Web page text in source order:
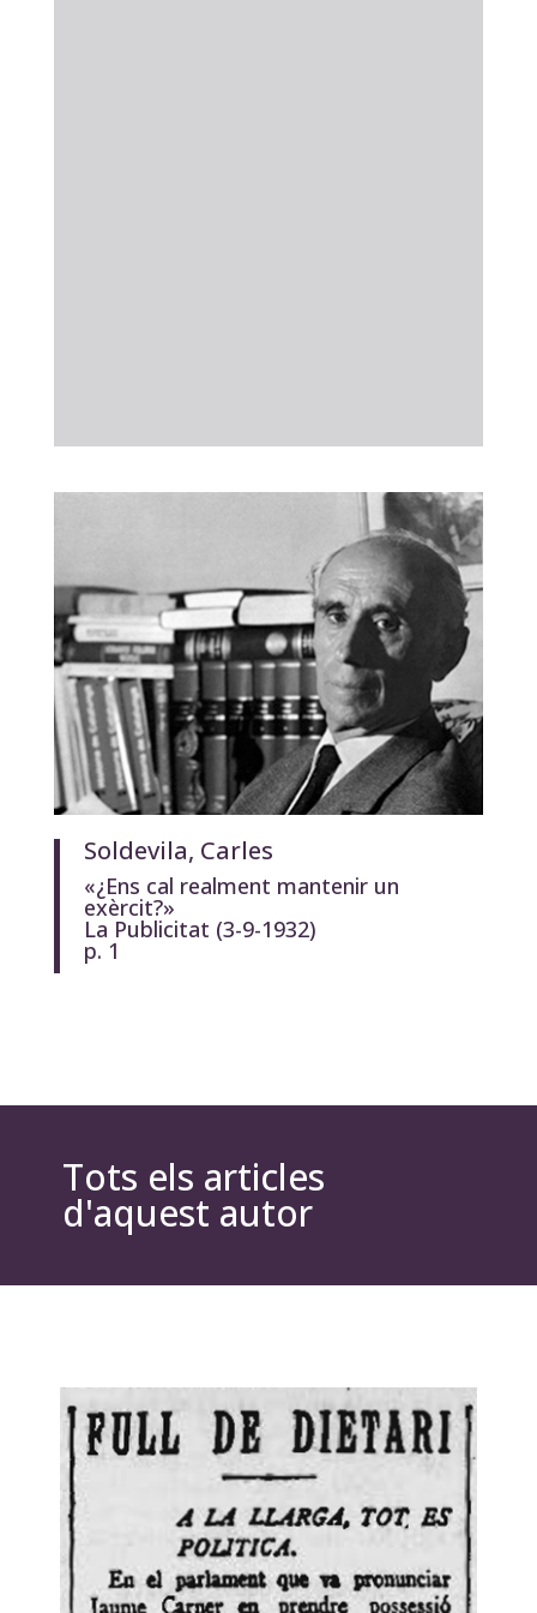
Soldevila, Carles
«¿Ens cal realment mantenir un
exèrcit?»
La Publicitat (3-9-1932)
p. 1
Tots els articles
d'aquest autor